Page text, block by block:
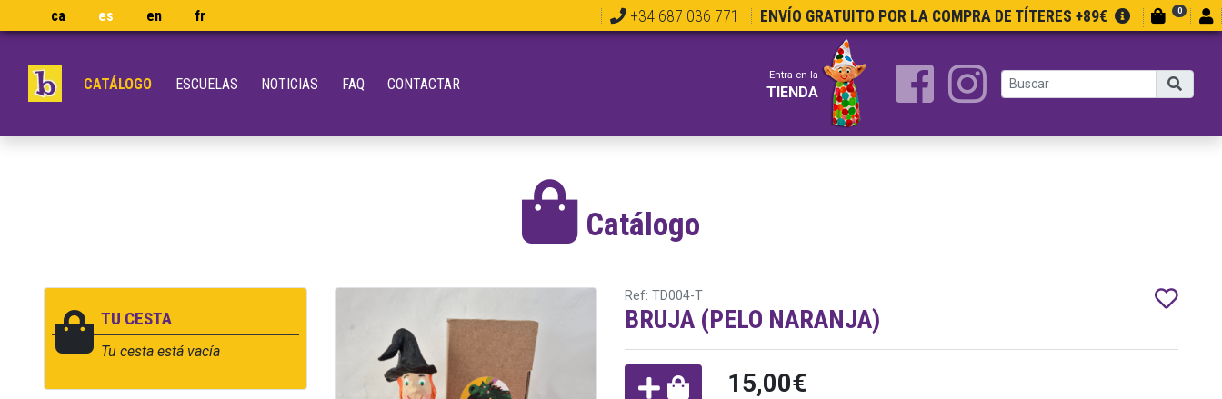
ca es en fr +34 687 036 771 ENVÍO GRATUITO POR LA COMPRA DE TÍTERES +89€ 0
CATÁLOGO ESCUELAS NOTICIAS FAQ CONTACTAR Entra en la
TIENDA
Catálogo
TU CESTA
Tu cesta está vacía
Ref: TD004-T
BRUJA (PELO NARANJA)
15,00€